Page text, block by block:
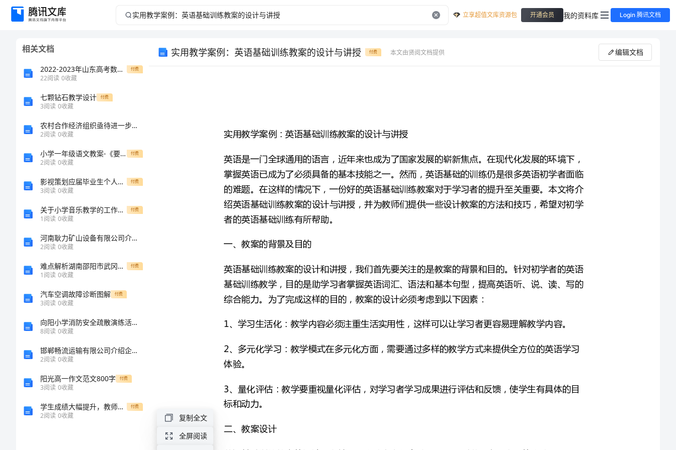
实
例：
立享超值文库资源包 开通会员 我的资料库 Login 腾讯文档
相关文档
2022-2023年山东高考数学试卷(详细解析版) 付费
22阅读 0收藏
七颗钻石教学设计 付费
3阅读 0收藏
农村合作经济组织亟待进一步完善
2阅读 0收藏
小学一年级语文教案-《要下雨了》第一课时 付费
2阅读 0收藏
影视策划应届毕业生个人简历 付费
3阅读 0收藏
关于小学音乐教学的工作总结范文 付费
1阅读 0收藏
河南耿力矿山设备有限公司介绍企业发展分析报告
2阅读 0收藏
难点解析湖南邵阳市武冈二中数学七年级上册第四单元几何图形初步同步训练B卷（详解版） 付费
1阅读 0收藏
汽车空调故障诊断图解 付费
3阅读 0收藏
向阳小学消防安全疏散演练活动方案
8阅读 0收藏
邯郸畅流运输有限公司介绍企业发展分析报告
2阅读 0收藏
阳光高一作文范文800字 付费
3阅读 0收藏
学生成绩大幅提升，教师付出得到了充分肯定 付费
2阅读 0收藏
实用教学案例：英语基础训练教案的设计与讲授 付费 本文由贤阅文档提供 编辑文档
绍英语基础训练教案的设计与讲授，并为教师们提供一些设计教案的方法和技巧，希望对初学
者的英语基础训练有所帮助。
一、教案的背景及目的
2、多元化学习：教学模式在多元化方面，需要通过多样的教学方式来提供全方位的英语学习
复制全文
全屏阅读